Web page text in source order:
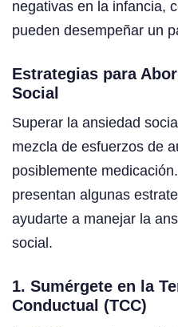
negativas en la infancia,
pueden desempeñar un
Estrategias para
Social
Superar la ansiedad
mezcla de esfuerzos de
posiblemente
presentan algunas
ayudarte a manejar la
social.
1. Sumérgete en la
Conductual (TCC)